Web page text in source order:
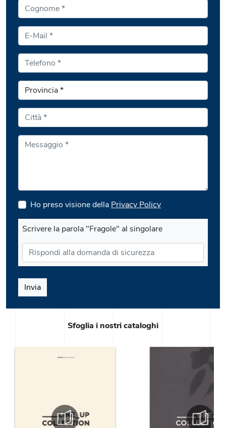
Sfoglia i nostri cataloghi
Ho preso visione della Privacy Policy
Scrivere la parola "Fragole" al singolare
Invia